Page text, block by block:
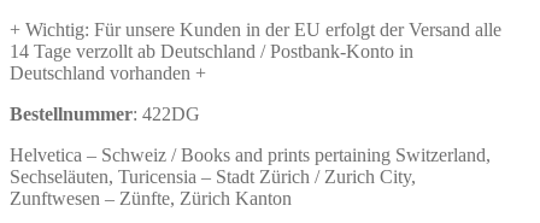
+ Wichtig: Für unsere Kunden in der EU erfolgt der Versand alle
14 Tage verzollt ab Deutschland / Postbank-Konto in
Deutschland vorhanden +
Bestellnummer: 422DG
Helvetica – Schweiz / Books and prints pertaining Switzerland,
Sechseläuten, Turicensia – Stadt Zürich / Zurich City,
Zunftwesen – Zünfte, Zürich Kanton